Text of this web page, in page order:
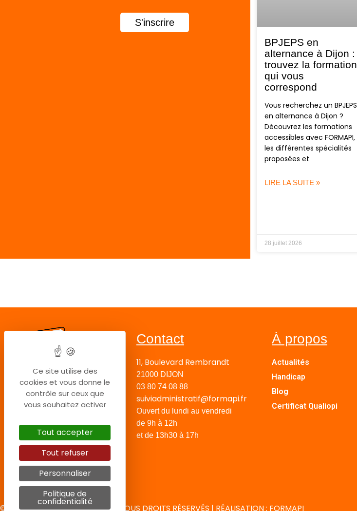
S'inscrire
BPJEPS en
alternance à Dijon :
trouvez la formation
qui vous
correspond
Vous recherchez un BPJEPS
en alternance à Dijon ?
Découvrez les formations
accessibles avec FORMAPI,
les différentes spécialités
proposées et
LIRE LA SUITE »
28 juillet 2026
Contact
11, Boulevard Rembrandt
21000 DIJON
03 80 74 08 88
suiviadministratif@formapi.fr
Ouvert du lundi au vendredi
de 9h à 12h
et de 13h30 à 17h
À propos
Actualités
Handicap
Blog
Certificat Qualiopi
© 2024 COPYRIGHT FORMAPI – TOUS DROITS RÉSERVÉS | RÉALISATION : FORMAPI
Ce site utilise des
cookies et vous donne le
contrôle sur ceux que
vous souhaitez activer
Tout accepter
Tout refuser
Personnaliser
Politique de
confidentialité